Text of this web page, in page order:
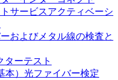
サービスアクティベーシ
およびメタル線の検査と
ターテスト
本）光ファイバー検定